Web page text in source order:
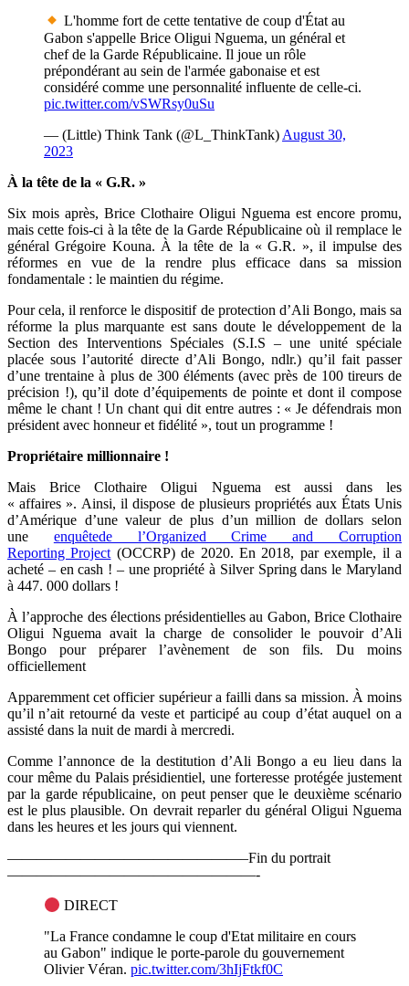
L'homme fort de cette tentative de coup d'État au
Gabon s'appelle Brice Oligui Nguema, un général et
chef de la Garde Républicaine. Il joue un rôle
prépondérant au sein de l'armée gabonaise et est
considéré comme une personnalité influente de celle-ci.
pic.twitter.com/vSWRsy0uSu
— (Little) Think Tank (@L_ThinkTank) August 30,
2023
À la tête de la « G.R. »
Six mois après, Brice Clothaire Oligui Nguema est encore promu,
mais cette fois-ci à la tête de la Garde Républicaine où il remplace le
général Grégoire Kouna. À la tête de la « G.R. », il impulse des
réformes en vue de la rendre plus efficace dans sa mission
fondamentale : le maintien du régime.
Pour cela, il renforce le dispositif de protection d’Ali Bongo, mais sa
réforme la plus marquante est sans doute le développement de la
Section des Interventions Spéciales (S.I.S – une unité spéciale
placée sous l’autorité directe d’Ali Bongo, ndlr.) qu’il fait passer
d’une trentaine à plus de 300 éléments (avec près de 100 tireurs de
précision !), qu’il dote d’équipements de pointe et dont il compose
même le chant ! Un chant qui dit entre autres : « Je défendrais mon
président avec honneur et fidélité », tout un programme !
Propriétaire millionnaire !
Mais Brice Clothaire Oligui Nguema est aussi dans les
« affaires ». Ainsi, il dispose de plusieurs propriétés aux États Unis
d’Amérique d’une valeur de plus d’un million de dollars selon
une enquêtede l’Organized Crime and Corruption
Reporting Project (OCCRP) de 2020. En 2018, par exemple, il a
acheté – en cash ! – une propriété à Silver Spring dans le Maryland
à 447. 000 dollars !
À l’approche des élections présidentielles au Gabon, Brice Clothaire
Oligui Nguema avait la charge de consolider le pouvoir d’Ali
Bongo pour préparer l’avènement de son fils. Du moins
officiellement
Apparemment cet officier supérieur a failli dans sa mission. À moins
qu’il n’ait retourné da veste et participé au coup d’état auquel on a
assisté dans la nuit de mardi à mercredi.
Comme l’annonce de la destitution d’Ali Bongo a eu lieu dans la
cour même du Palais présidientiel, une forteresse protégée justement
par la garde républicaine, on peut penser que le deuxième scénario
est le plus plausible. On devrait reparler du général Oligui Nguema
dans les heures et les jours qui viennent.
————————————————–Fin du portrait
—————————————————-
DIRECT
"La France condamne le coup d'Etat militaire en cours
au Gabon" indique le porte-parole du gouvernement
Olivier Véran. pic.twitter.com/3hIjFtkf0C